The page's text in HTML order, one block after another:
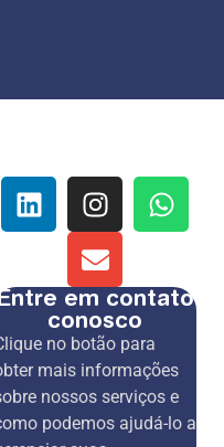
em contato
conosco
no botão para
mais informações
nossos serviços e
podemos ajudá-lo a